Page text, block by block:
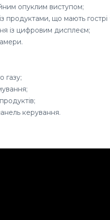
опуклим виступом;
продуктами, що мають гострі
із цифровим дисплеєм;
газу;
керування.